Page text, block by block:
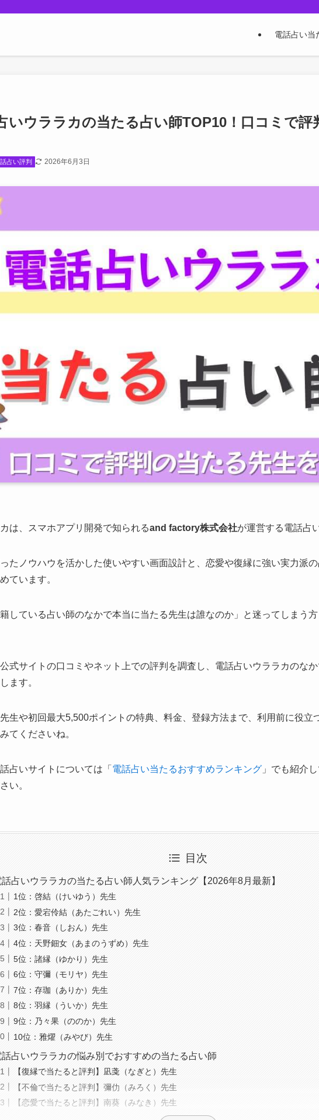
電話占い当
いウララカの当たる占い師TOP10！口コミで評
占い評判 2026年6月3日
は、スマホアプリ開発で知られるand factory株式会社が運営する電話占
たノウハウを活かした使いやすい画面設計と、恋愛や復縁に強い実力派
ています。
している占い師のなかで本当に当たる先生は誰なのか」と迷ってしまう
式サイトの口コミやネット上での評判を調査し、電話占いウララカのな
ます。
生や初回最大5,500ポイントの特典、料金、登録方法まで、利用前に役立
てくださいね。
占いサイトについては「 電話占い当たるおすすめランキング 」でも紹介
い。
目次
話占いウララカの当たる占い師人気ランキング【2026年8月最新】
1位：啓結（けいゆう）先生
2位：愛宕伶結（あたごれい）先生
3位：春音（しおん）先生
4位：天野鈿女（あまのうずめ）先生
5位：諸縁（ゆかり）先生
6位：守彌（モリヤ）先生
7位：存珈（ありか）先生
8位：羽縁（ういか）先生
9位：乃々果（ののか）先生
10位：雅燿（みやび）先生
話占いウララカの悩み別でおすすめの当たる占い師
【復縁で当たると評判】凪戔（なぎと）先生
【不倫で当たると評判】彌仂（みろく）先生
【恋愛で当たると評判】南葵（みなき）先生